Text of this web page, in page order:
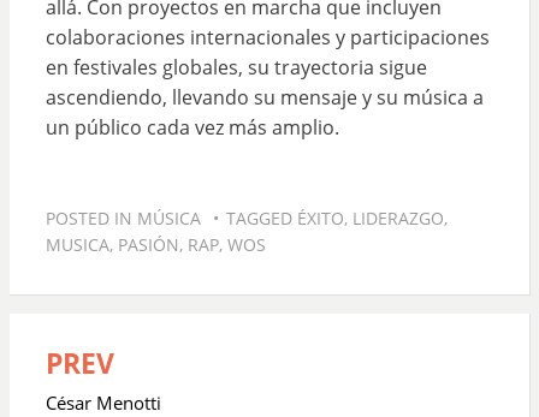
allá. Con proyectos en marcha que incluyen
colaboraciones internacionales y participaciones
en festivales globales, su trayectoria sigue
ascendiendo, llevando su mensaje y su música a
un público cada vez más amplio.
POSTED IN MÚSICA TAGGED ÉXITO, LIDERAZGO,
MUSICA, PASIÓN, RAP, WOS
Navegación
de
PREV
César Menotti